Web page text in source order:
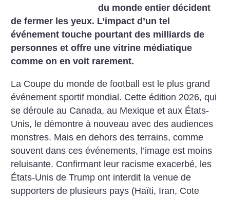
du monde entier décident
de fermer les yeux. L’impact d’un tel
événement touche pourtant des milliards de
personnes et offre une vitrine médiatique
comme on en voit rarement.
La Coupe du monde de football est le plus grand
événement sportif mondial. Cette édition 2026, qui
se déroule au Canada, au Mexique et aux États-
Unis, le démontre à nouveau avec des audiences
­monstres. Mais en dehors des terrains, comme
souvent dans ces événements, l’image est moins
reluisante. Confirmant leur racisme exacerbé, les
États-Unis de Trump ont interdit la venue de
supporters de plusieurs pays (Haïti, Iran, Cote